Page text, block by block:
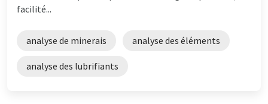
facilité...
analyse de minerais analyse des éléments
analyse des lubrifiants